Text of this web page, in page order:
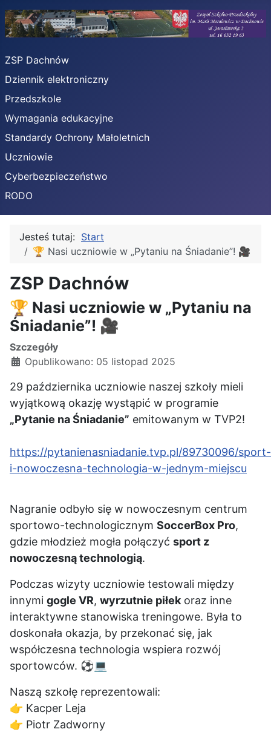
ZSP Dachnów
Dziennik elektroniczny
Przedszkole
Wymagania edukacyjne
Standardy Ochrony Małoletnich
Uczniowie
Cyberbezpieczeństwo
RODO
Jesteś tutaj: Start
🏆 Nasi uczniowie w „Pytaniu na Śniadanie”! 🎥
ZSP Dachnów
🏆 Nasi uczniowie w „Pytaniu na
Śniadanie”! 🎥
Szczegóły
Opublikowano: 05 listopad 2025
29 października uczniowie naszej szkoły mieli
wyjątkową okazję wystąpić w programie
„Pytanie na Śniadanie” emitowanym w TVP2!
https://pytanienasniadanie.tvp.pl/89730096/sport-
i-nowoczesna-technologia-w-jednym-miejscu
Nagranie odbyło się w nowoczesnym centrum
sportowo-technologicznym SoccerBox Pro,
gdzie młodzież mogła połączyć sport z
nowoczesną technologią.
Podczas wizyty uczniowie testowali między
innymi gogle VR, wyrzutnie piłekoraz inne
interaktywne stanowiska treningowe. Była to
doskonała okazja, by przekonać się, jak
współczesna technologia wspiera rozwój
sportowców. ⚽💻
Naszą szkołę reprezentowali:
👉 Kacper Leja
👉 Piotr Zadworny